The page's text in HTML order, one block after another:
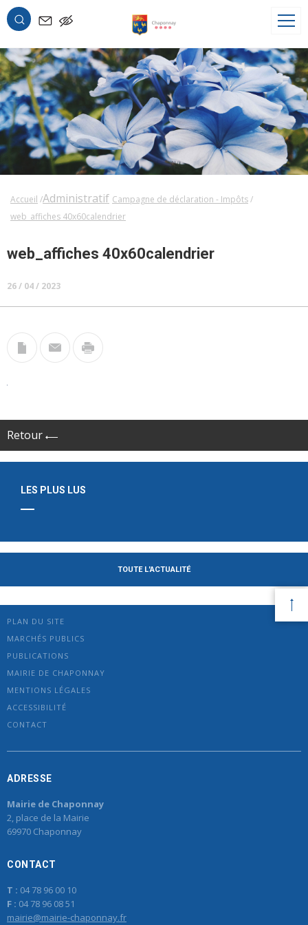
OK
Accueil Administratif Campagne de déclaration - Impôts
web_affiches 40x60calendrier
web_affiches 40x60calendrier
26 / 04 / 2023
Retour
LES PLUS LUS
TOUTE L'ACTUALITÉ
PLAN DU SITE
MARCHÉS PUBLICS
PUBLICATIONS
MAIRIE DE CHAPONNAY
MENTIONS LÉGALES
ACCESSIBILITÉ
CONTACT
ADRESSE
Mairie de Chaponnay
2, place de la Mairie
69970 Chaponnay
CONTACT
T : 04 78 96 00 10
F : 04 78 96 08 51
mairie@mairie-chaponnay.fr